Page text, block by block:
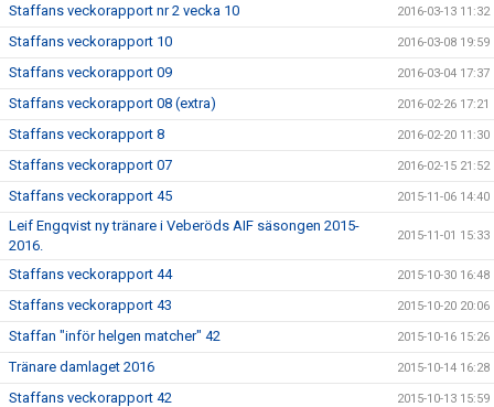
Staffans veckorapport nr 2 vecka 10 2016-03-13 11:32
Staffans veckorapport 10 2016-03-08 19:59
Staffans veckorapport 09 2016-03-04 17:37
Staffans veckorapport 08 (extra) 2016-02-26 17:21
Staffans veckorapport 8 2016-02-20 11:30
Staffans veckorapport 07 2016-02-15 21:52
Staffans veckorapport 45 2015-11-06 14:40
Leif Engqvist ny tränare i Veberöds AIF säsongen 2015-
2016.
2015-11-01 15:33
Staffans veckorapport 44 2015-10-30 16:48
Staffans veckorapport 43 2015-10-20 20:06
Staffan "inför helgen matcher" 42 2015-10-16 15:26
Tränare damlaget 2016 2015-10-14 16:28
Staffans veckorapport 42 2015-10-13 15:59